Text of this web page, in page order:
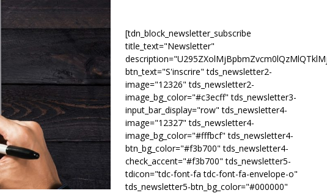
[tdn_block_newsletter_subscribe
title_text="Newsletter"
btn_text="S'inscrire" tds_newsletter2-
image="12326" tds_newsletter2-
image_bg_color="#c3ecff" tds_newsletter3-
input_bar_display="row" tds_newsletter4-
image="12327" tds_newsletter4-
image_bg_color="#fffbcf" tds_newsletter4-
btn_bg_color="#f3b700" tds_newsletter4-
check_accent="#f3b700" tds_newsletter5-
tdicon="tdc-font-fa tdc-font-fa-envelope-o"
tds_newsletter5-btn_bg_color="#000000"